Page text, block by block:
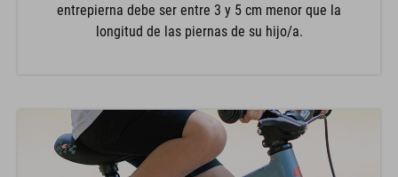
entrepierna debe ser entre 3 y 5 cm menor que la
longitud de las piernas de su hijo/a.